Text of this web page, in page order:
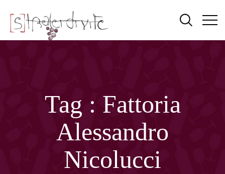
Tag : Fattoria
Alessandro
Nicolucci